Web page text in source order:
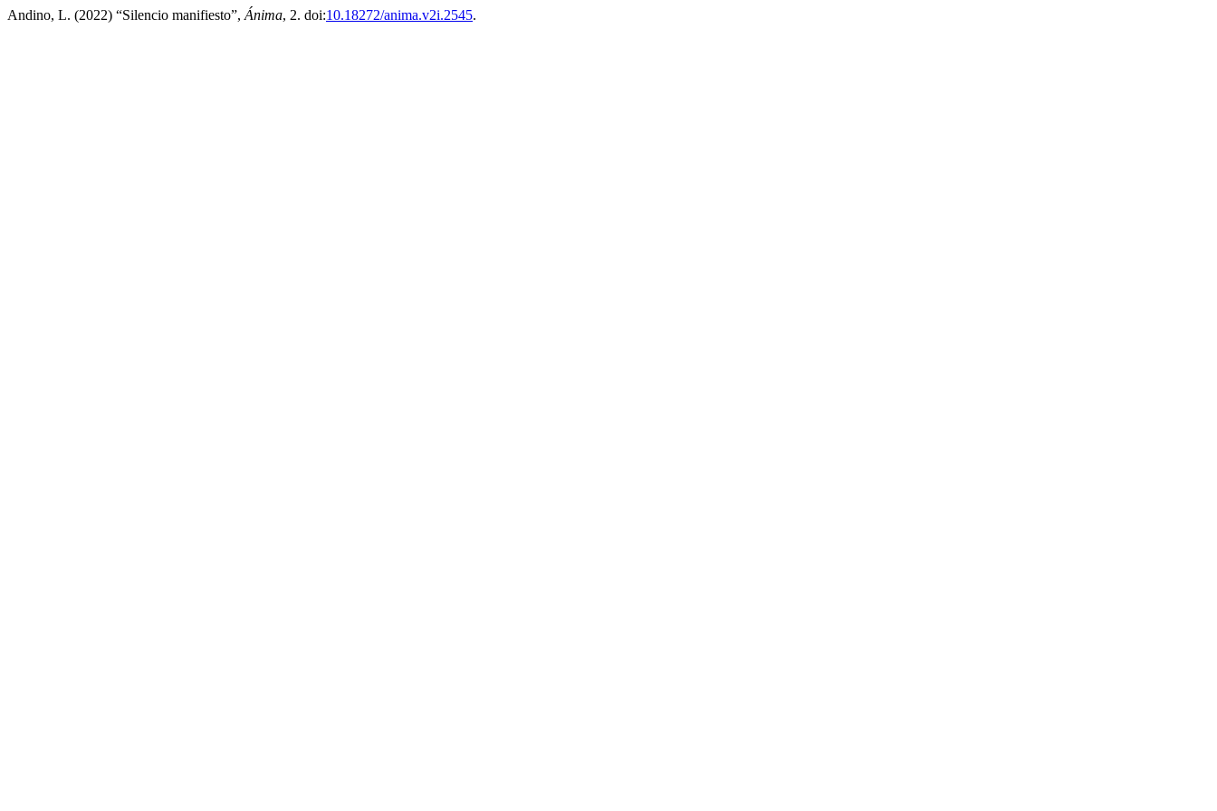
Andino, L. (2022) “Silencio manifiesto”, Ánima, 2. doi:10.18272/anima.v2i.2545.